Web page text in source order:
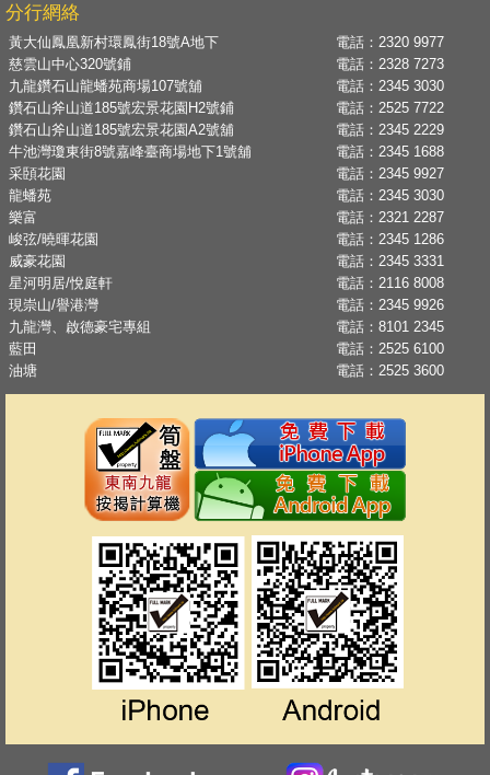
分行網絡
黃大仙鳳凰新村環鳳街18號A地下 電話： 2320 9977
慈雲山中心320號鋪
電話： 2328 7273
九龍鑽石山龍蟠苑商場107號舖
電話： 2345 3030
鑽石山斧山道185號宏景花園H2號鋪
電話： 2525 7722
鑽石山斧山道185號宏景花園A2號舖
電話： 2345 2229
牛池灣瓊東街8號嘉峰臺商場地下1號舖
電話： 2345 1688
采頣花園
電話： 2345 9927
龍蟠苑
電話： 2345 3030
樂富
電話： 2321 2287
峻弦/曉暉花園
電話： 2345 1286
威豪花園
電話： 2345 3331
星河明居/悅庭軒
電話： 2116 8008
現崇山/譽港灣
電話： 2345 9926
九龍灣、啟德豪宅專組
電話： 8101 2345
藍田
電話： 2525 6100
油塘
電話： 2525 3600